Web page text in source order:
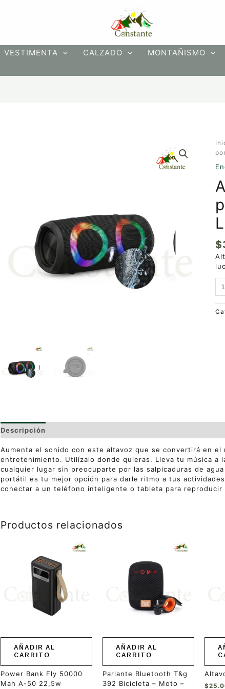
VESTIMENTA CALZADO MONTAÑISMO
$
5
Descripción
Aumenta el sonido con este altavoz que se convertirá en
entretenimiento. Utilízalo donde quieras. Lleva tu música a
cualquier lugar sin preocuparte por las salpicaduras de
portátil es tu mejor opción para darle ritmo a tus
conectar a un teléfono inteligente o tableta para reproducir
Productos relacionados
AÑADIR AL
CARRITO
Power Bank Fly 50000
Mah A-50 22,5w
AÑADIR AL
CARRITO
Parlante Bluetooth T&g
392 Bicicleta – Moto –
$